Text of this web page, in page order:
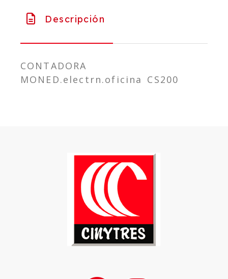
Descripción
CONTADORA
MONED.electrn.oficina CS200